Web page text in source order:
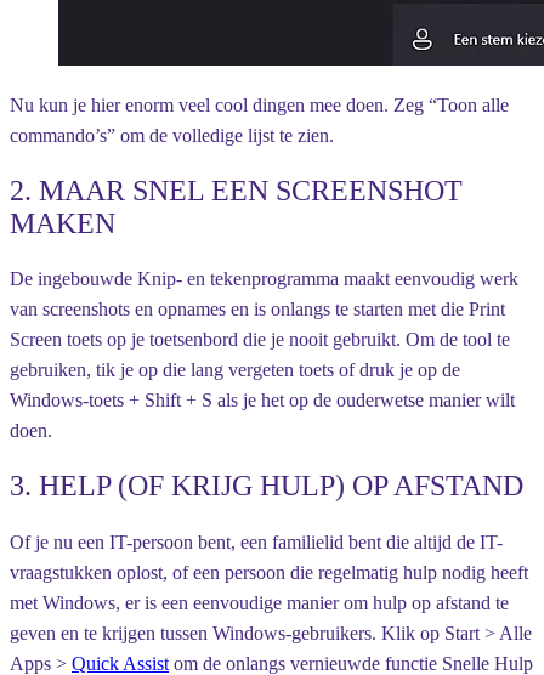
Nu kun je hier enorm veel cool dingen mee doen. Zeg “Toon alle
commando’s” om de volledige lijst te zien.
2. MAAR SNEL EEN SCREENSHOT
MAKEN
De ingebouwde Knip- en tekenprogramma maakt eenvoudig werk
van screenshots en opnames en is onlangs te starten met die Print
Screen toets op je toetsenbord die je nooit gebruikt. Om de tool te
gebruiken, tik je op die lang vergeten toets of druk je op de
Windows-toets + Shift + S als je het op de ouderwetse manier wilt
doen.
3. HELP (OF KRIJG HULP) OP AFSTAND
Of je nu een IT-persoon bent, een familielid bent die altijd de IT-
vraagstukken oplost, of een persoon die regelmatig hulp nodig heeft
met Windows, er is een eenvoudige manier om hulp op afstand te
geven en te krijgen tussen Windows-gebruikers. Klik op Start > Alle
Apps > Quick Assist om de onlangs vernieuwde functie Snelle Hulp